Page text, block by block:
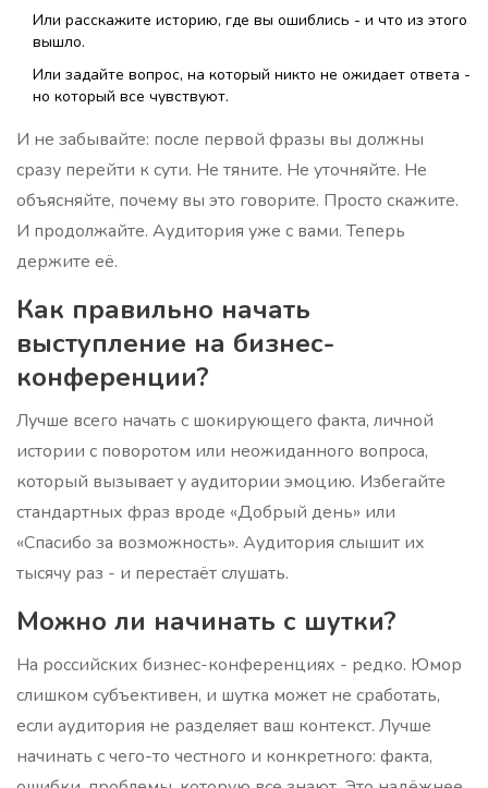
Или расскажите историю, где вы ошиблись - и что из этого
вышло.
Или задайте вопрос, на который никто не ожидает ответа -
но который все чувствуют.
И не забывайте: после первой фразы вы должны
сразу перейти к сути. Не тяните. Не уточняйте. Не
объясняйте, почему вы это говорите. Просто скажите.
И продолжайте. Аудитория уже с вами. Теперь
держите её.
Как правильно начать
выступление на бизнес-
конференции?
Лучше всего начать с шокирующего факта, личной
истории с поворотом или неожиданного вопроса,
который вызывает у аудитории эмоцию. Избегайте
стандартных фраз вроде «Добрый день» или
«Спасибо за возможность». Аудитория слышит их
тысячу раз - и перестаёт слушать.
Можно ли начинать с шутки?
На российских бизнес-конференциях - редко. Юмор
слишком субъективен, и шутка может не сработать,
если аудитория не разделяет ваш контекст. Лучше
начинать с чего-то честного и конкретного: факта,